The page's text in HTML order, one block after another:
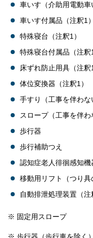
車いす（介助用電動
車いす付属品（注釈1）
特殊寝台（注釈1）
特殊寝台付属品（注釈
床ずれ防止用具（注釈1
体位変換器（注釈1）
手すり（工事を伴わな
スロープ（工事を伴わ
歩行器
歩行補助つえ
認知症老人徘徊感知機
移動用リフト（つり具
自動排泄処理装置（注
※ 固定用スロープ